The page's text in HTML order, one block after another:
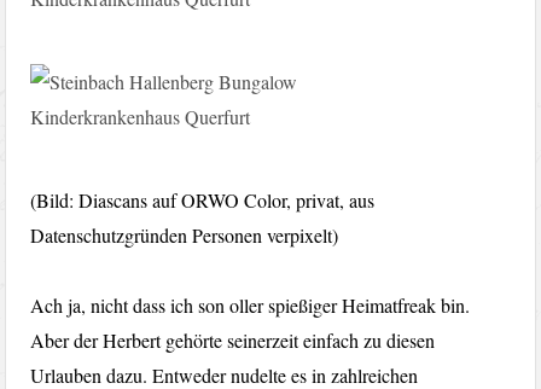
(Bild: Diascans auf ORWO Color, privat, aus
Datenschutzgründen Personen verpixelt)
Ach ja, nicht dass ich son oller spießiger Heimatfreak bin.
Aber der Herbert gehörte seinerzeit einfach zu diesen
Urlauben dazu. Entweder nudelte es in zahlreichen